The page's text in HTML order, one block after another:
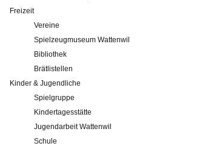
Freizeit
Vereine
Spielzeugmuseum Wattenwil
Bibliothek
Brätlistellen
Kinder & Jugendliche
Spielgruppe
Kindertagesstätte
Jugendarbeit Wattenwil
Schule